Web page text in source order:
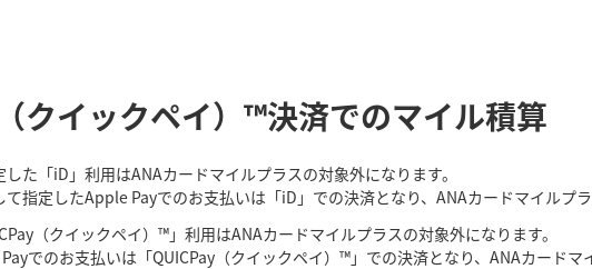
クイックペイ）™決済でのマイル積算
た「iD」利用はANAカードマイルプラスの対象外になります。
指定したApple Payでのお支払いは「iD」での決済となり、ANAカードマイルプラ
（クイックペイ）™」利用はANAカードマイルプラスの対象外になります。
でのお支払いは「QUICPay（クイックペイ）™」での決済となり、ANAカードマ